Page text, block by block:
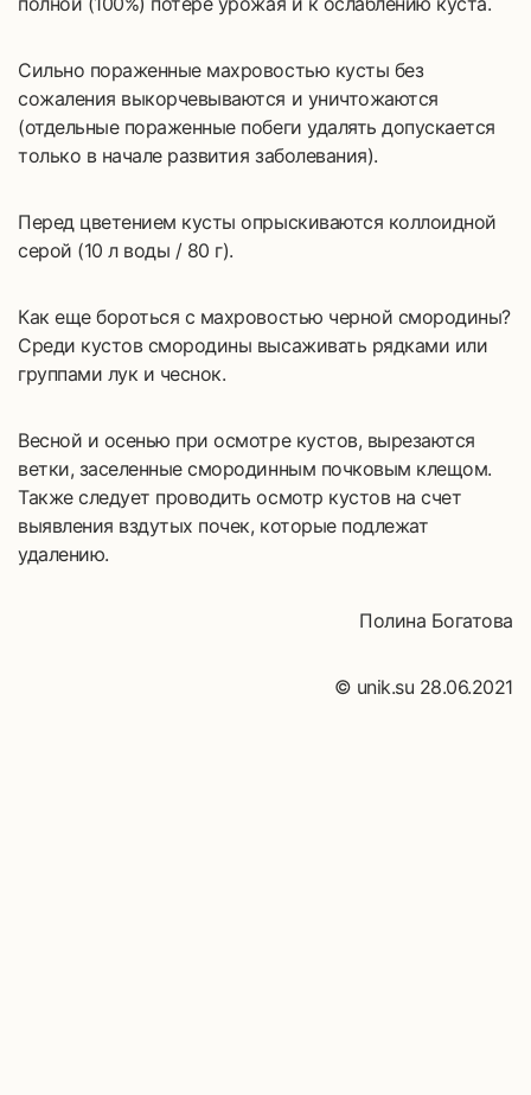
Сильно пораженные махровостью кусты без
сожаления выкорчевываются и уничтожаются
(отдельные пораженные побеги удалять допускается
только в начале развития заболевания).
Перед цветением кусты опрыскиваются коллоидной
серой (10 л воды / 80 г).
Как еще бороться с махровостью черной смородины?
Среди кустов смородины высаживать рядками или
группами лук и чеснок.
Весной и осенью при осмотре кустов, вырезаются
ветки, заселенные смородинным почковым клещом.
Также следует проводить осмотр кустов на счет
выявления вздутых почек, которые подлежат
удалению.
Полина Богатова
© unik.su 28.06.2021